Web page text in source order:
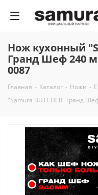
Нож кухонный
Гранд Шеф 240
0087
Главная - Каталог - Ножи -
"Samura BUTCHER" Гранд